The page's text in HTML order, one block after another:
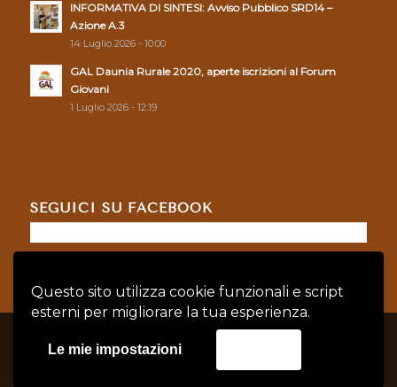
Questo sito utilizza cookie funzionali e script
esterni per migliorare la tua esperienza.
Le mie impostazioni
INFORMATIVA DI SINTESI: Avviso Pubblico SRD14 –
Azione A.3
14 Luglio 2026 - 10:00
GAL Daunia Rurale 2020, aperte iscrizioni al Forum
Giovani
1 Luglio 2026 - 12:19
SEGUICI SU FACEBOOK
Policy| Cookie Policy